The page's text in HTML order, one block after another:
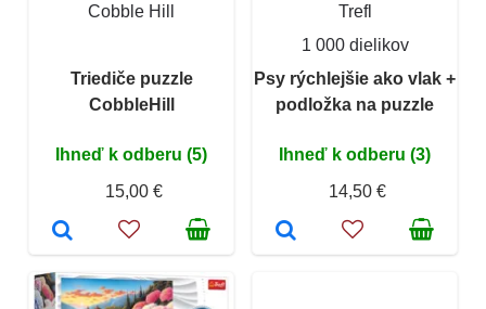
Cobble Hill
Triediče puzzle
CobbleHill
Ihneď k odberu (5)
15,00 €
Trefl
1 000 dielikov
Psy rýchlejšie ako vlak +
podložka na puzzle
Ihneď k odberu (3)
14,50 €